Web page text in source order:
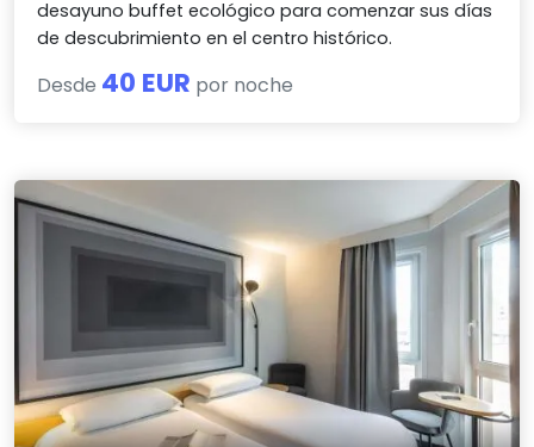
desayuno buffet ecológico para comenzar sus días
de descubrimiento en el centro histórico.
Desde 40 EUR por noche